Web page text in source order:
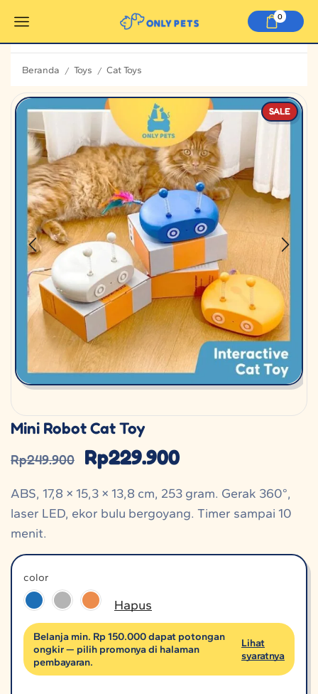
0
Beranda / Toys / Cat Toys
SALE
Mini Robot Cat Toy
Rp249.900 Rp229.900
ABS, 17,8 × 15,3 × 13,8 cm, 253 gram. Gerak 360°,
laser LED, ekor bulu bergoyang. Timer sampai 10
menit.
color
Hapus
Belanja min. Rp 150.000 dapat potongan
ongkir — pilih promonya di halaman
pembayaran.
Lihat
syaratnya